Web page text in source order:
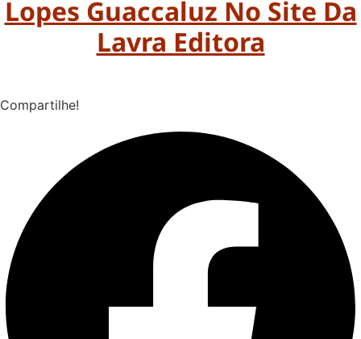
Lopes Guaccaluz No Site Da
Lavra Editora
Compartilhe!